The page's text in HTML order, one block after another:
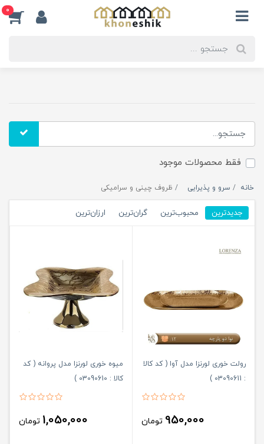
0
فقط محصولات موجود
خانه سرو و پذیرایی ظروف چینی و سرامیکی
جدیدترین محبوب‌ترین گران‌ترین ارزان‌ترین
رولت خوری لورنزا مدل آوا ( کد کالا
: 03090611 )
950,000 تومان
میوه خوری لورنزا مدل پروانه ( کد
کالا : 03090610 )
1,050,000 تومان